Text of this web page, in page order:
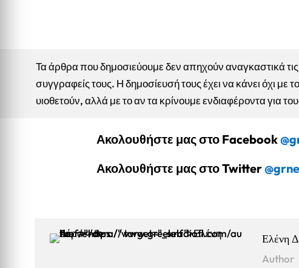
Τα άρθρα που δημοσιεύουμε δεν απηχούν αναγκαστικά
συγγραφείς τους. Η δημοσίευσή τους έχει να κάνει όχι με
υιοθετούν, αλλά με το αν τα κρίνουμε ενδιαφέροντα για
Ακολουθήστε μας στο Facebook
Ακολουθήστε μας στο Twitter
Ελένη
Author